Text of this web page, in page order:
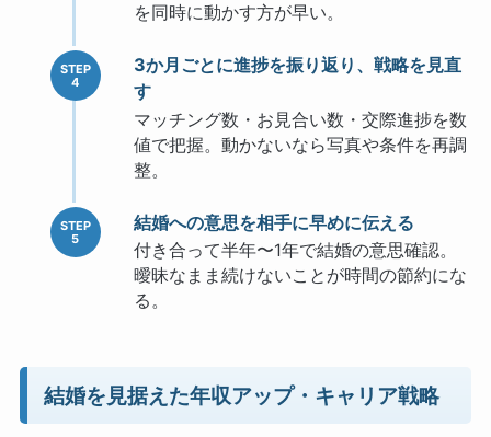
を同時に動かす方が早い。
3か月ごとに進捗を振り返り、戦略を見直
す
マッチング数・お見合い数・交際進捗を数
値で把握。動かないなら写真や条件を再調
整。
結婚への意思を相手に早めに伝える
付き合って半年〜1年で結婚の意思確認。
曖昧なまま続けないことが時間の節約にな
る。
結婚を見据えた年収アップ・キャリア戦略